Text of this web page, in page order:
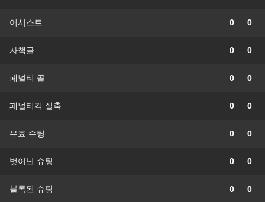
어시스트 0 0
자책골 0 0
페널티 골 0 0
페널티킥 실축 0 0
유효 슈팅 0 0
벗어난 슈팅 0 0
블록된 슈팅 0 0